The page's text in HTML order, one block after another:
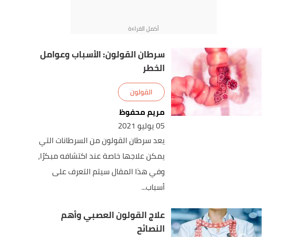
سرطان القولون: الأسباب وعوامل
الخطر
القولون
مريم محفوظ
05 يوليو 2021
يعد سرطان القولون من السرطانات التي
يمكن علاجها خاصة عند اكتشافه مبكرًا،
وفي هذا المقال سيتم التعرف على
أسباب...
علاج القولون العصبي وأهم
النصائح